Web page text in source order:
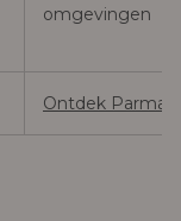
omgevingen
Ontdek Parma